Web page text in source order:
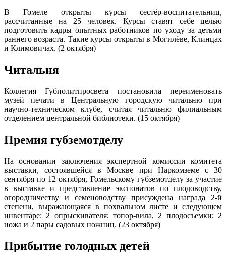
В Гомеле открыты курсы сестёр-воспитательниц,
рассчитанные на 25 человек. Курсы ставят себе целью
подготовить кадры опытных работников по уходу за детьми
раннего возраста. Такие курсы открыты в Могилёве, Клинцах
и Климовичах. (2 октября)
Читальня
Коллегия Губполитпросвета постановила переименовать
музей печати в Центральную городскую читальню при
научно-техническом клубе, считая читальню филиальным
отделением центральной библиотеки. (15 октября)
Премия губземотделу
На основании заключения экспертной комиссии комитета
выставки, состоявшейся в Москве при Наркомземе с 30
сентября по 12 октября, Гомельскому губземотделу за участие
в выставке и представление экспонатов по плодоводству,
огородничеству и семеноводству присуждена награда 2-й
степени, выражающаяся в похвальном листе и следующем
инвентаре: 2 опрыскивателя; топор-вила, 2 плодосъемки; 2
ножа и 2 пары садовых ножниц. (23 октября)
Прибытие голодных детей